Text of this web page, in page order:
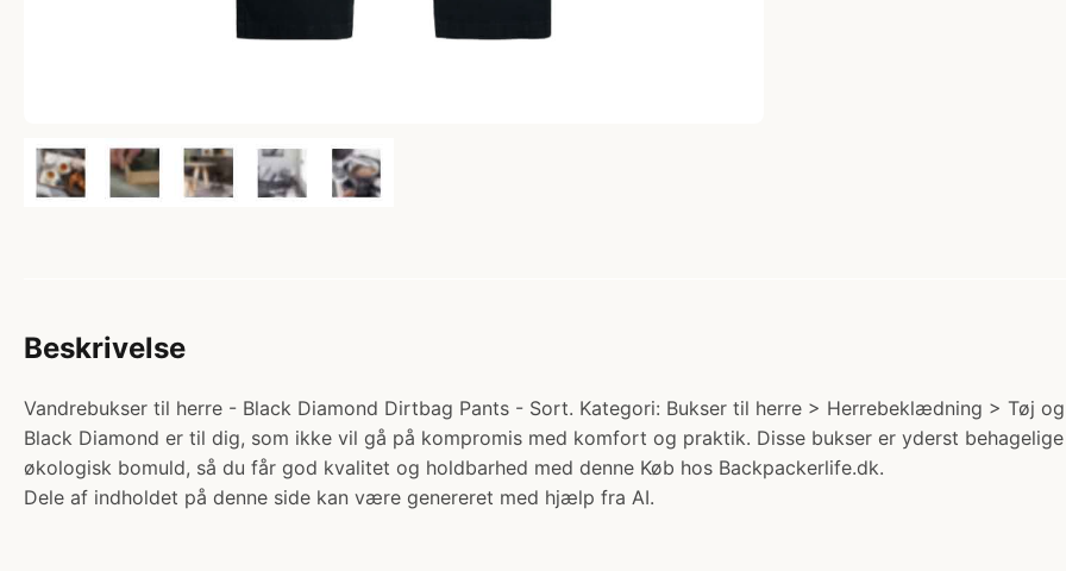
Beskrivelse
Vandrebukser til herre - Black Diamond Dirtbag Pants - Sort. Kategori: Bukser til herre > Herrebeklædning > Tøj
Black Diamond er til dig, som ikke vil gå på kompromis med komfort og praktik. Disse bukser er yderst
økologisk bomuld, så du får god kvalitet og holdbarhed med denne Køb hos Backpackerlife.dk.
Dele af indholdet på denne side kan være genereret med hjælp fra AI.